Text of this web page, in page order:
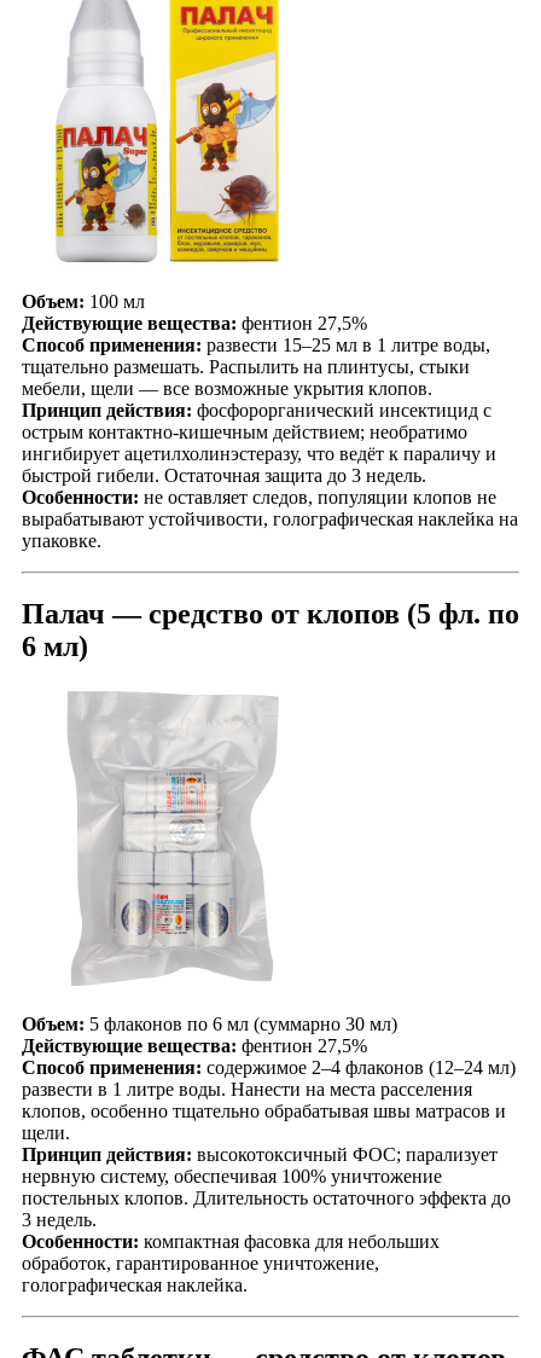
Объем: 100 мл
Действующие вещества: фентион 27,5%
Способ применения: развести 15–25 мл в 1 литре воды,
тщательно размешать. Распылить на плинтусы, стыки
мебели, щели — все возможные укрытия клопов.
Принцип действия: фосфорорганический инсектицид с
острым контактно-кишечным действием; необратимо
ингибирует ацетилхолинэстеразу, что ведёт к параличу и
быстрой гибели. Остаточная защита до 3 недель.
Особенности: не оставляет следов, популяции клопов не
вырабатывают устойчивости, голографическая наклейка на
упаковке.
Палач — средство от клопов (5 фл. по
6 мл)
Объем: 5 флаконов по 6 мл (суммарно 30 мл)
Действующие вещества: фентион 27,5%
Способ применения: содержимое 2–4 флаконов (12–24 мл)
развести в 1 литре воды. Нанести на места расселения
клопов, особенно тщательно обрабатывая швы матрасов и
щели.
Принцип действия: высокотоксичный ФОС; парализует
нервную систему, обеспечивая 100% уничтожение
постельных клопов. Длительность остаточного эффекта до
3 недель.
Особенности: компактная фасовка для небольших
обработок, гарантированное уничтожение,
голографическая наклейка.